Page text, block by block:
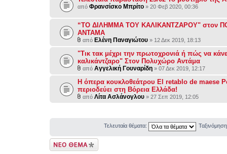
από Φρανσίσκο Μπρίτο » 20 Φεβ 2020, 00:36
“ΤΟ ΔΙΛΗΜΜΑ ΤΟΥ ΚΑΛΙΚΑΝΤΖΑΡΟΥ" στον
ΑΝΤΑΜΑ
από Ελένη Παναγιώτου » 12 Δεκ 2019, 18:13
"Τικ τακ μέχρι την πρωτοχρονιά ή πώς να
καλικάντζαρο" Στον Πολυχώρο Αντάμα
από Αγγελική Γουναρίδη » 07 Δεκ 2019, 12:17
Η όπερα κουκλοθεάτρου El retablo de maese
περιοδεύει στη Βόρεια Ελλάδα!
από Λίτα Ασλάνογλου » 27 Σεπ 2019, 12:05
Τελευταία θέματα:
Δημιουργία νέου
θέματος